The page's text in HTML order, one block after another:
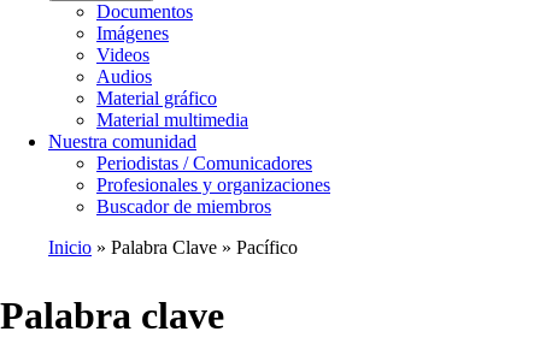
Documentos
Imágenes
Videos
Audios
Material gráfico
Material multimedia
Nuestra comunidad
Periodistas / Comunicadores
Profesionales y organizaciones
Buscador de miembros
de
Inicio Palabra Clave Pacífico
Palabra clave